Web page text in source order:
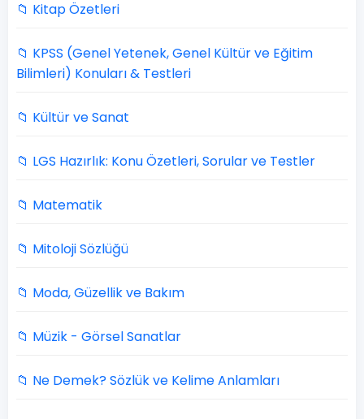
📁 Kitap Özetleri
📁 KPSS (Genel Yetenek, Genel Kültür ve Eğitim
Bilimleri) Konuları & Testleri
📁 Kültür ve Sanat
📁 LGS Hazırlık: Konu Özetleri, Sorular ve Testler
📁 Matematik
📁 Mitoloji Sözlüğü
📁 Moda, Güzellik ve Bakım
📁 Müzik - Görsel Sanatlar
📁 Ne Demek? Sözlük ve Kelime Anlamları